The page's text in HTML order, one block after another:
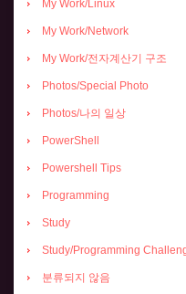
My Work/Linux
My Work/Network
My Work/전자계산기 구조
Photos/Special Photo
Photos/나의 일상
PowerShell
Powershell Tips
Programming
Study
Study/Programming
분류되지 않음